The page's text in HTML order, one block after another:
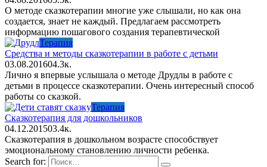
О методе сказкотерапии многие уже слышали, но как она
создается, знает не каждый. Предлагаем рассмотреть
информацию пошагового создания терапевтической
Терапия
Средства и методы сказкотерапии в работе с детьми
03.08.201604.3к.
Лично я впервые услышала о методе Друдлы в работе с
детьми в процессе сказкотерапии. Очень интересный способ
работы со сказкой.
Терапия
Сказкотерапия для дошкольников
04.12.201503.4к.
Сказкотерапия в дошкольном возрасте способствует
эмоциональному становлению личности ребенка.
Search for: